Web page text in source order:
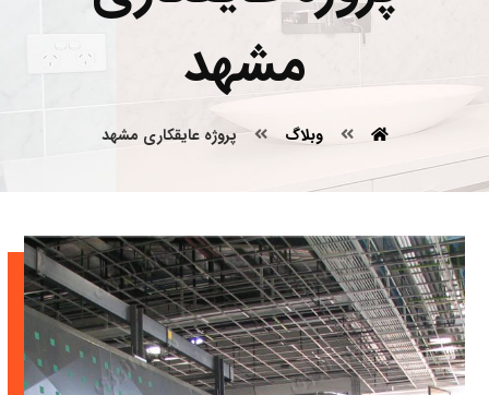
مشهد
وبلاگ پروژه عایقکاری مشهد